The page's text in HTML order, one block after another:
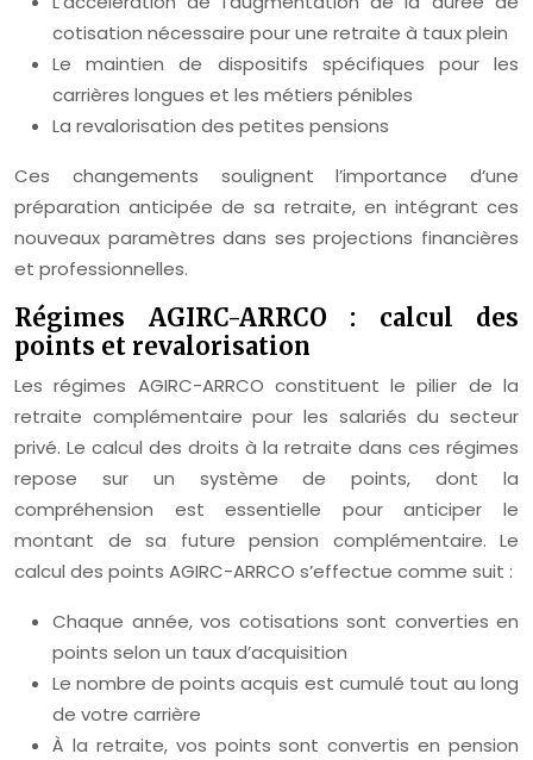
cotisation nécessaire pour une retraite à taux plein
Le maintien de dispositifs spécifiques pour les
carrières longues et les métiers pénibles
La revalorisation des petites pensions
Ces changements soulignent l’importance d’une
préparation anticipée de sa retraite, en intégrant ces
nouveaux paramètres dans ses projections financières
et professionnelles.
Régimes AGIRC-ARRCO : calcul des
points et revalorisation
Les régimes AGIRC-ARRCO constituent le pilier de la
retraite complémentaire pour les salariés du secteur
privé. Le calcul des droits à la retraite dans ces régimes
repose sur un système de points, dont la
compréhension est essentielle pour anticiper le
montant de sa future pension complémentaire. Le
calcul des points AGIRC-ARRCO s’effectue comme suit :
Chaque année, vos cotisations sont converties en
points selon un taux d’acquisition
Le nombre de points acquis est cumulé tout au long
de votre carrière
À la retraite, vos points sont convertis en pension